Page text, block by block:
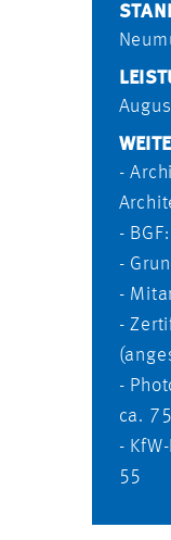
-
-
-
-
-
-
ca.
-
55